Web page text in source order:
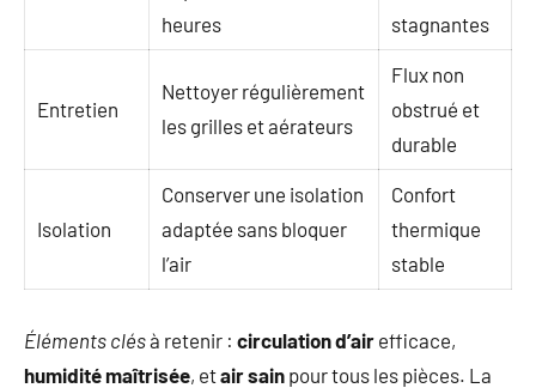
heures
stagnantes
Entretien
Nettoyer régulièrement
les grilles et aérateurs
Flux non
obstrué et
durable
Isolation
Conserver une isolation
adaptée sans bloquer
l’air
Confort
thermique
stable
Éléments clésà retenir : circulation d’air efficace,
humidité maîtrisée, etair sain pour tous les pièces. La